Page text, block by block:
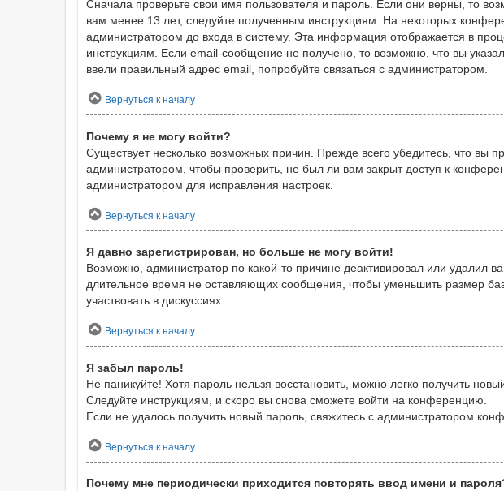
Сначала проверьте свои имя пользователя и пароль. Если они верны, то
вам менее 13 лет, следуйте полученным инструкциям. На некоторых
администратором до входа в систему. Эта информация отображается в
инструкциям. Если email-сообщение не получено, то возможно, что вы
ввели правильный адрес email, попробуйте связаться с администратором.
Вернуться к началу
Почему я не могу войти?
Существует несколько возможных причин. Прежде всего убедитесь, что вы
администратором, чтобы проверить, не был ли вам закрыт доступ к
администратором для исправления настроек.
Вернуться к началу
Я давно зарегистрирован, но больше не могу войти!
Возможно, администратор по какой-то причине деактивировал или удалил
длительное время не оставляющих сообщения, чтобы уменьшить размер
участвовать в дискуссиях.
Вернуться к началу
Я забыл пароль!
Не паникуйте! Хотя пароль нельзя восстановить, можно легко получить
Следуйте инструкциям, и скоро вы снова сможете войти на конференцию.
Если не удалось получить новый пароль, свяжитесь с администратором
Вернуться к началу
Почему мне периодически приходится повторять ввод имени и